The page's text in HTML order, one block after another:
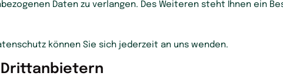
Daten zu verlangen. Des Weiteren steht Ihnen ein
können Sie sich jederzeit an uns wenden.
Dritt­anbietern